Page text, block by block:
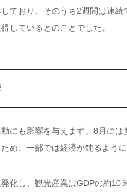
ており、そのうち2週間は連続
しているとのことでした。
にも影響を与えます。8月には
め、一部では経済が鈍るように
化し、観光産業はGDPの約10